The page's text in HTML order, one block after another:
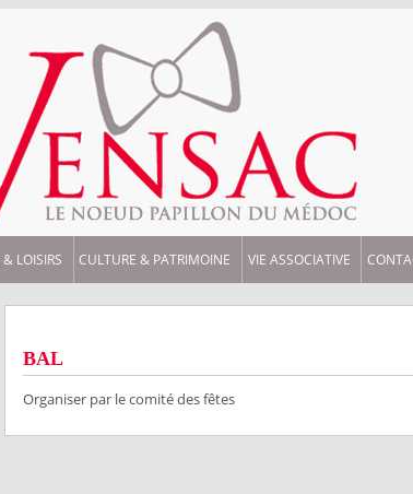
LOISIRS CULTURE & PATRIMOINE VIE ASSOCIATIVE
BAL
Organiser par le comité des fêtes